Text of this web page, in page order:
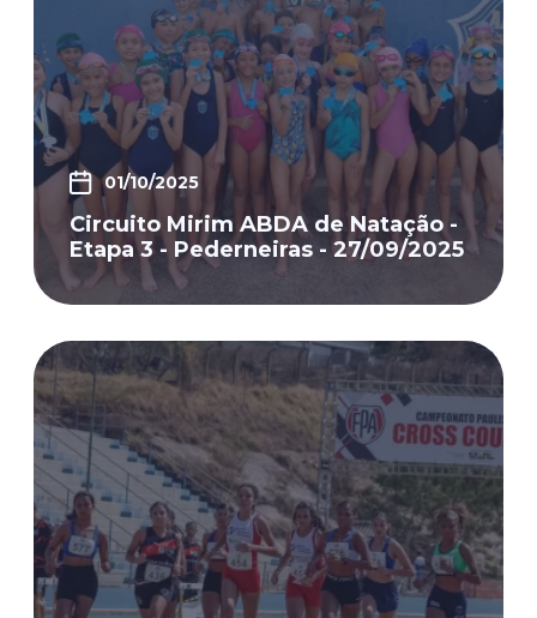
01/10/2025
Circuito Mirim ABDA de Natação -
Etapa 3 - Pederneiras - 27/09/2025